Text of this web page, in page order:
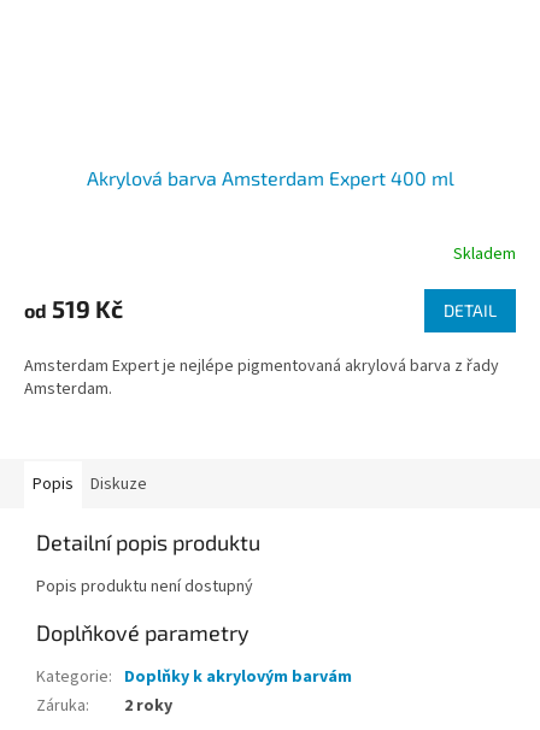
Akrylová barva Amsterdam Expert 400 ml
Skladem
od 519 Kč DETAIL
Amsterdam Expert je nejlépe pigmentovaná akrylová barva z řady
Amsterdam.
Popis Diskuze
Detailní popis produktu
Popis produktu není dostupný
Doplňkové parametry
Kategorie: Doplňky k akrylovým barvám
Záruka: 2 roky